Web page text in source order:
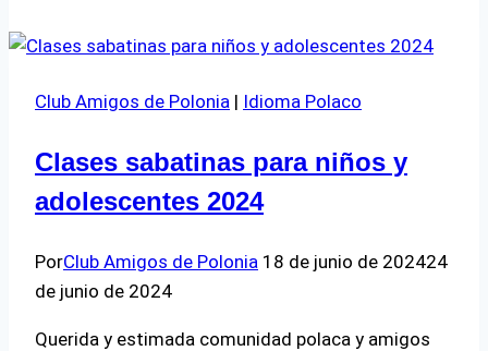
del
Amigos
Polonia?
Club Amigos de Polonia | Idioma Polaco
Clases sabatinas para niños y
adolescentes 2024
PorClub Amigos de Polonia 18 de junio de 202424
de junio de 2024
Querida y estimada comunidad polaca y amigos